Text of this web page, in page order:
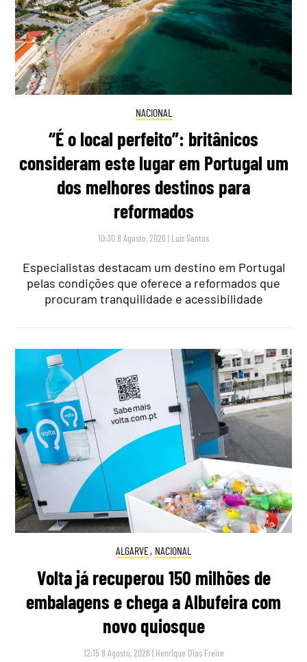
NACIONAL
“É o local perfeito”: britânicos
consideram este lugar em Portugal um
dos melhores destinos para
reformados
10:30 8 Agosto, 2026 | Luís Santos
Especialistas destacam um destino em Portugal
pelas condições que oferece a reformados que
procuram tranquilidade e acessibilidade
ALGARVE, NACIONAL
Volta já recuperou 150 milhões de
embalagens e chega a Albufeira com
novo quiosque
12:15 8 Agosto, 2026 | Henrique Dias Freire